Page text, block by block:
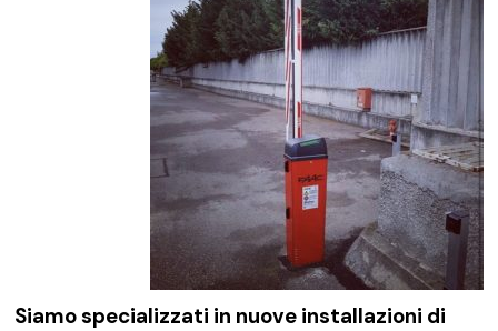
Siamo specializzati in nuove installazioni di